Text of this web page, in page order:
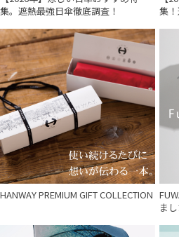
集。遮熱最強日傘徹底調査！
集
HANWAY PREMIUM GIFT COLLECTION
まし